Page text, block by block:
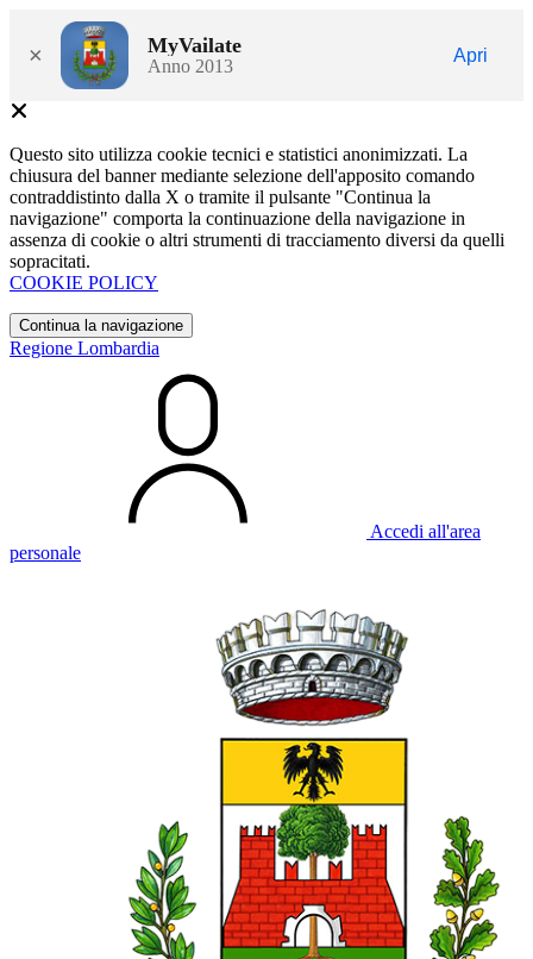
× MyVailate
Anno 2013
Apri
Questo sito utilizza cookie tecnici e statistici anonimizzati. La
chiusura del banner mediante selezione dell'apposito comando
contraddistinto dalla X o tramite il pulsante "Continua la
navigazione" comporta la continuazione della navigazione in
assenza di cookie o altri strumenti di tracciamento diversi da quelli
sopracitati.
COOKIE POLICY
Continua la navigazione
Regione Lombardia
Accedi all'area
personale